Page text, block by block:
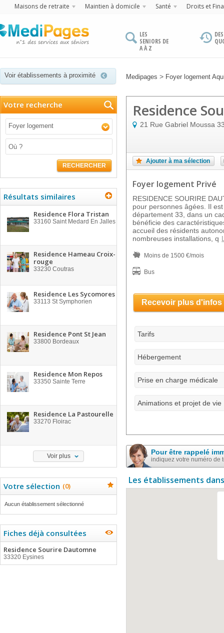
Maisons de retraite Maintien à domicile Santé Droits et
LES
SENIORS DE
A À Z
Voir établissements à proximité Medipages > Foyer logement
Votre recherche
Foyer logement
RECHERCHER
Résultats similaires
Residence Flora Tristan
33160 Saint Medard En Jalles
Residence Hameau Croix-
rouge
33230 Coutras
Residence Les Sycomores
33113 St Symphorien
Residence Pont St Jean
33800 Bordeaux
Residence Mon Repos
33350 Sainte Terre
Residence La Pastourelle
33270 Floirac
Voir plus
Votre sélection (0)
Aucun établissement sélectionné
Fiches déjà consultées
Residence Sourire Dautomne
33320 Eysines
Residence
21 Rue Gabriel Moussa
Ajouter à ma sélection
Foyer logement Privé
RESIDENCE SOURIRE
pour personnes âgées. Il
département 33, dans un
bénéficie des
accueil des résidents
nombreuses installations, q
Moins de 1500 €/mois
Bus
Recevoir plus d'infos
Tarifs
Hébergement
Prise en charge médicale
Animations et projet de vie
Pour être rappelé
indiquez votre numéro de
Les établissements